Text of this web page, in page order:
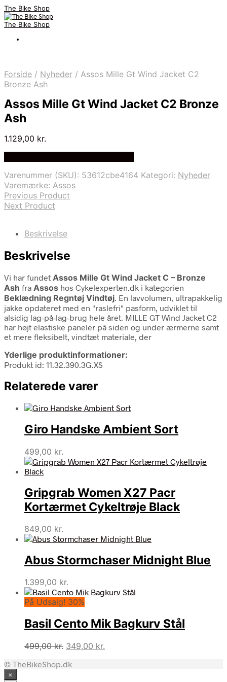
The Bike Shop
The Bike Shop
Forside / Nyheder / Assos Mille Gt Wind Jacket C2
Bronze Ash
Assos Mille Gt Wind Jacket C2 Bronze
Ash
1.129,00 kr.
Varenummer (SKU): 53612cbe4164 Kategori: Nyheder
Varemærke: Assos
Previous Product
Next Product
Beskrivelse
Beskrivelse
Vi har fundet Assos Mille Gt Wind Jacket C – Bronze
Ash fra Assos hos Cykelexperten.dk i kategorien
Beklædning Regntøj Vindtøj. En lavvolumen, ultrapakkelig
jakke opdateret med en "raslefri" pasform, udviklet til
alsidig lag-på-lag-brug hele året. MILLE GT Wind Jacket C2
har højt elastiske paneler på siden og under ærmerne samt
et mere fleksibelt, vindtæt materiale, der
Yderlige produktinformationer:
Produkt id: 11.32.390.3G.XS
Relaterede varer
Giro Handske Ambient Sort
499,00 kr.
Gripgrab Women X27 Pacr
Kortærmet Cykeltrøje Black
849,00 kr.
Abus Stormchaser Midnight Blue
1.399,00 kr.
På Udsalg! 30%
Basil Cento Mik Bagkurv Stål
499,00kr. Den
pris
349,00 kr.
© TheBikeShop.dk
×